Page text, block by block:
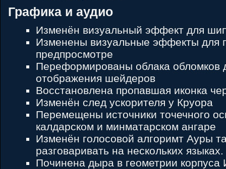
Графика и аудио
Изменён визуальный эффект для
Изменены визуальные эффекты для
предпросмотре
Переформированы облака обломков
отображения шейдеров
Восстановлена пропавшая иконка
Изменён след ускорителя у Круора
Перемещены источники точечного
калдарском и минматарском ангаре
Изменён голосовой алгоримт Ауры
разговаривать на нескольких языках.
Починена дыра в геометрии корпуса